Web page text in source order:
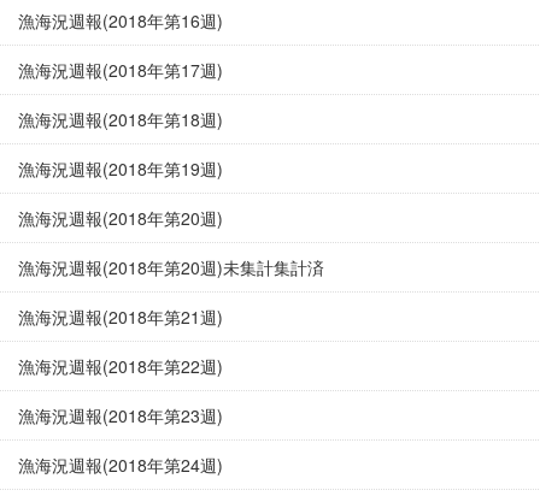
漁海況週報(2018年第16週)
漁海況週報(2018年第17週)
漁海況週報(2018年第18週)
漁海況週報(2018年第19週)
漁海況週報(2018年第20週)
漁海況週報(2018年第20週)未集計集計済
漁海況週報(2018年第21週)
漁海況週報(2018年第22週)
漁海況週報(2018年第23週)
漁海況週報(2018年第24週)